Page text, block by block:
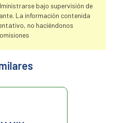
bajo supervisión de
La información contenida
no haciéndonos